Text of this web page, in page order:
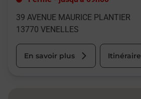
39 AVENUE MAURICE PLANTIER
13770 VENELLES
En savoir plus Itinéraire